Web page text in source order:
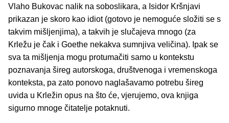
Vlaho Bukovac nalik na soboslikara, a Isidor Kršnjavi
prikazan je skoro kao idiot (gotovo je nemoguće složiti se s
takvim mišljenjima), a takvih je slučajeva mnogo (za
Krležu je čak i Goethe nekakva sumnjiva veličina). Ipak se
sva ta mišljenja mogu protumačiti samo u kontekstu
poznavanja šireg autorskoga, društvenoga i vremenskoga
konteksta, pa zato ponovo naglašavamo potrebu šireg
uvida u Krležin opus na što će, vjerujemo, ova knjiga
sigurno mnoge čitatelje potaknuti.